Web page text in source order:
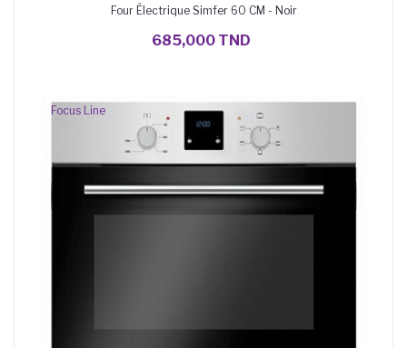
Four Électrique Simfer 60 CM - Noir
685,000 TND
Focus Line